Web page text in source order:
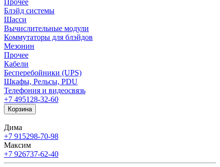
Прочее
Блэйд системы
Шасси
Вычислительные модули
Коммутаторы для блэйдов
Мезонин
Прочее
Кабели
Бесперебойники (UPS)
Шкафы, Рельсы, PDU
Телефония и видеосвязь
+7 495128-32-60
Корзина
Дима
+7 915298-70-98
Максим
+7 926737-62-40